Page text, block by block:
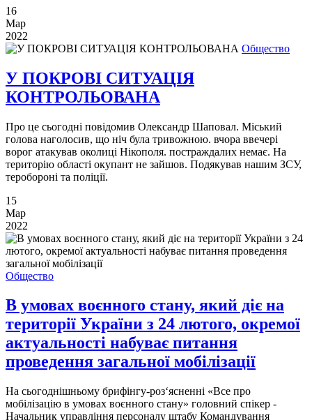
16
Мар
2022
Общество
У ПОКРОВІ СИТУАЦІЯ
КОНТРОЛЬОВАНА
Про це сьогодні повідомив Олександр Шаповал. Міський
голова наголосив, що ніч була тривожною. вчора ввечері
ворог атакував околиці Нікополя. постраждалих немає. На
територію області окупант не зайшов. Подякував нашим ЗСУ,
теробороні та поліції.
15
Мар
2022
Общество
В умовах воєнного стану, який діє на
території України з 24 лютого, окремої
актуальності набуває питання
проведення загальної мобілізації
На сьогоднішньому брифінгу-роз‘ясненні «Все про
мобілізацію в умовах воєнного стану» головний спікер -
Начальник управління персоналу штабу Командування